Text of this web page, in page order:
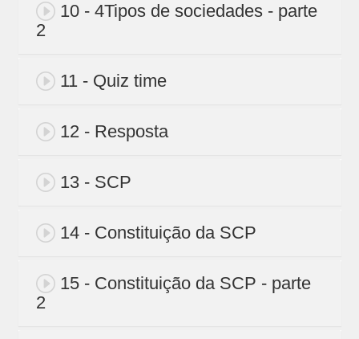
10 - 4Tipos de sociedades - parte
2
11 - Quiz time
12 - Resposta
13 - SCP
14 - Constituição da SCP
15 - Constituição da SCP - parte
2